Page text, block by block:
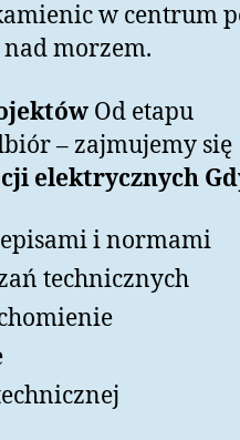
w centrum
morzem.
Od etapu
– zajmujemy się
elektrycznych
i normami
technicznych